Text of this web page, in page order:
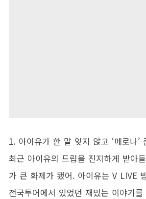
1. 아이유가 한 말 잊지 않고 ‘메로나’
최근 아이유의 드립을 진지하게 받아
가 큰 화제가 됐어. 아이유는 V LIVE
전국투어에서 있었던 재밌는 이야기